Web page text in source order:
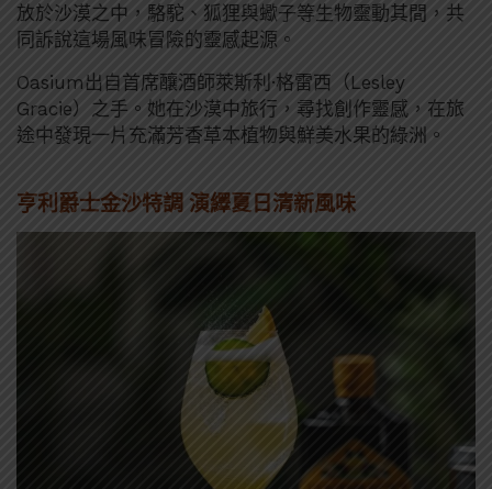
放於沙漠之中，駱駝、狐狸與蠍子等生物靈動其間，共
同訴說這場風味冒險的靈感起源。
Oasium出自首席釀酒師萊斯利·格雷西（Lesley
Gracie）之手。她在沙漠中旅行，尋找創作靈感，在旅
途中發現一片充滿芳香草本植物與鮮美水果的綠洲。
亨利爵士金沙特調 演繹夏日清新風味